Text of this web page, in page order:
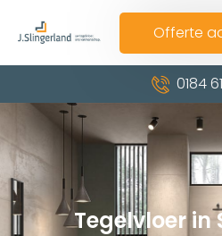
Offerte
0184
Tegelvloer in